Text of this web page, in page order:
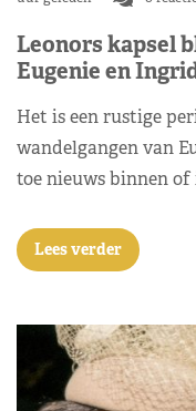
Leonors kapsel
Eugenie en
Het is een rustige
wandelgangen van
toe nieuws binnen of
Lees verder